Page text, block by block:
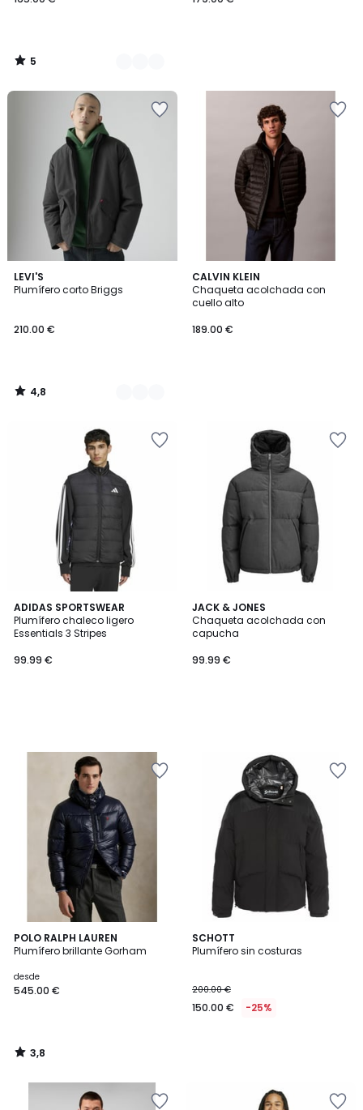
5
/
LEVI'S
Plumífero corto Briggs
210.00 €
4,8
/ 5
2
Colores
4,8
/
CALVIN KLEIN
Chaqueta acolchada con
cuello alto
189.00 €
ADIDAS SPORTSWEAR
Plumífero chaleco ligero
Essentials 3 Stripes
99.99 €
JACK & JONES
Chaqueta acolchada con
capucha
99.99 €
POLO RALPH LAUREN
Plumífero brillante Gorham
desde
545.00 €
3,8
/ 5
3,8
/
SCHOTT
Plumífero sin costuras
200.00 €
150.00 € -25%